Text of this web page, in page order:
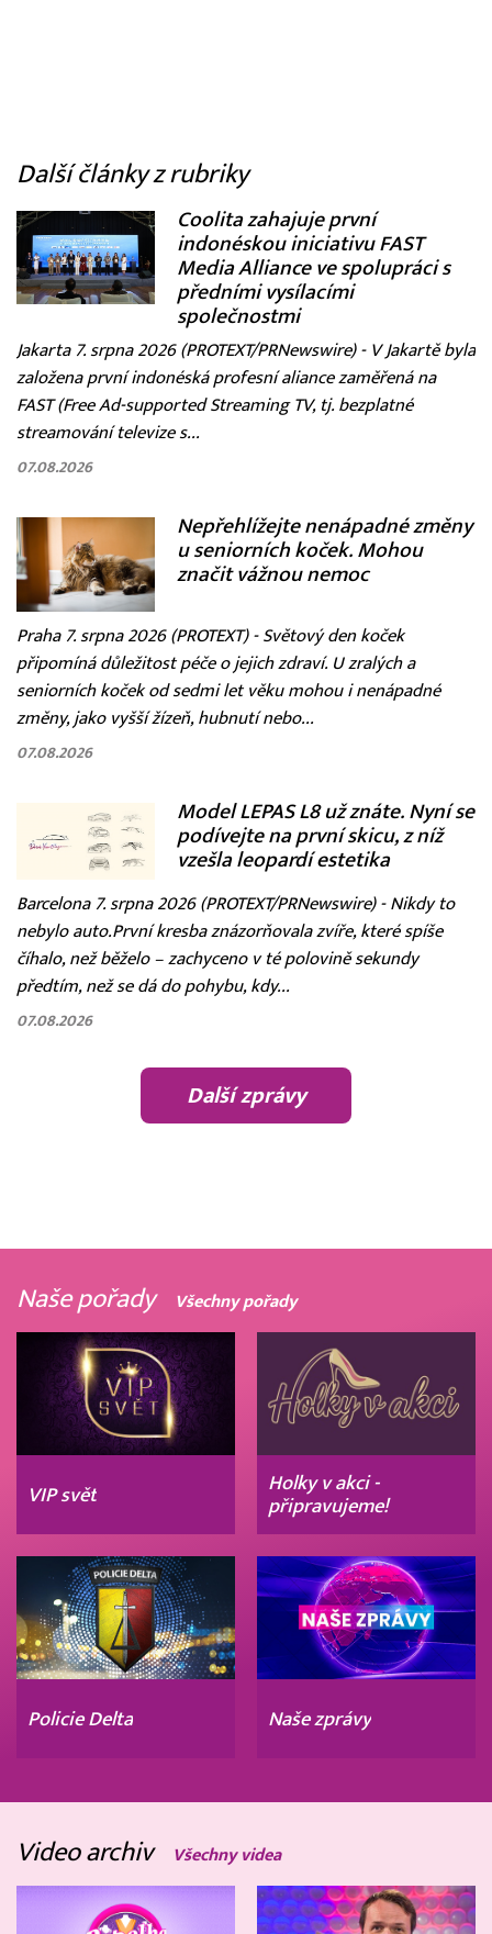
Další články z rubriky
Coolita zahajuje první
indonéskou iniciativu FAST
Media Alliance ve spolupráci s
předními vysílacími
společnostmi
Jakarta 7. srpna 2026 (PROTEXT/PRNewswire) - V Jakartě byla
založena první indonéská profesní aliance zaměřená na
FAST (Free Ad-supported Streaming TV, tj. bezplatné
streamování televize s...
07.08.2026
Nepřehlížejte nenápadné změny
u seniorních koček. Mohou
značit vážnou nemoc
Praha 7. srpna 2026 (PROTEXT) - Světový den koček
připomíná důležitost péče o jejich zdraví. U zralých a
seniorních koček od sedmi let věku mohou i nenápadné
změny, jako vyšší žízeň, hubnutí nebo...
07.08.2026
Model LEPAS L8 už znáte. Nyní se
podívejte na první skicu, z níž
vzešla leopardí estetika
Barcelona 7. srpna 2026 (PROTEXT/PRNewswire) - Nikdy to
nebylo auto.První kresba znázorňovala zvíře, které spíše
číhalo, než běželo – zachyceno v té polovině sekundy
předtím, než se dá do pohybu, kdy...
07.08.2026
Další zprávy
Naše pořady Všechny pořady
VIP svět
Holky v akci -
připravujeme!
Policie Delta Naše zprávy
Video archiv Všechny videa